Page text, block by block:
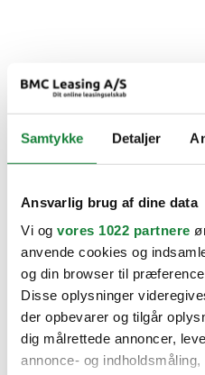
Samtykke Detaljer
Ansvarlig brug af dine data
Vi og vores 1022 partnere
anvende cookies og
og din browser til
Disse oplysninger
der opbevarer og tilgår
dig målrettede annoncer,
annonce- og